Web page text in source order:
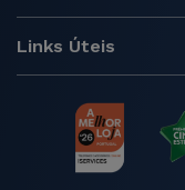
Links Úteis